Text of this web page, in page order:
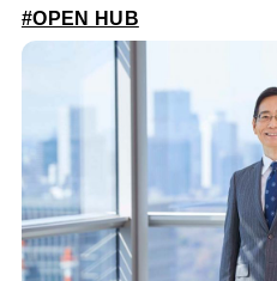
#OPEN HUB